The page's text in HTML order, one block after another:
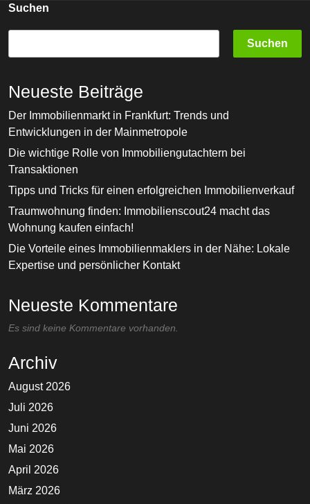
Suchen
Suchen
Neueste Beiträge
Der Immobilienmarkt in Frankfurt: Trends und
Entwicklungen in der Mainmetropole
Die wichtige Rolle von Immobiliengutachtern bei
Transaktionen
Tipps und Tricks für einen erfolgreichen Immobilienverkauf
Traumwohnung finden: Immobilienscout24 macht das
Wohnung kaufen einfach!
Die Vorteile eines Immobilienmaklers in der Nähe: Lokale
Expertise und persönlicher Kontakt
Neueste Kommentare
Es sind keine Kommentare vorhanden.
Archiv
August 2026
Juli 2026
Juni 2026
Mai 2026
April 2026
März 2026